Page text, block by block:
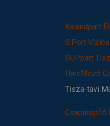
Kalandpart
S.Port
SUPpart
HarcMező
Tisza-tavi
Csapatépítő